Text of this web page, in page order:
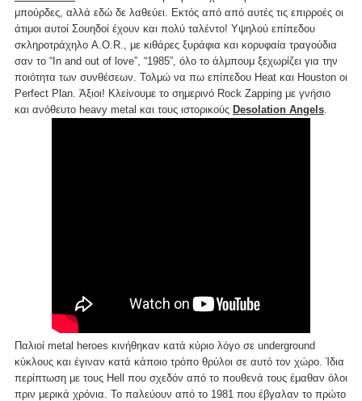
μπούρδες, αλλά εδώ δε λαθεύει. Εκτός από από αυτές τις επιρροές οι
άτιμοι αυτοί Σουηδοί έχουν και πολύ ταλέντο! Υψηλού επίπεδου
σκληροτράχηλο A.O.R., με κιθάρες ξυράφια και κορυφαία τραγούδια
σαν το “Ιn and out of love”, “1985”, όλο το άλμπουμ ξεχωρίζει για την
ποιότητα των συνθέσεων. Τολμώ να πω επίπεδου Heat και Houston οι
Perfect Plan. Άξιοι! Κλείνουμε το σημερινό Rock Zapping με γνήσιο
και ανόθευτο heavy metal και τους ιστορικούς Desolation Angels
Παλιοί metal heroes κινήθηκαν κατά κύριο λόγο σε underground
κύκλους και έγιναν κατά κάποιο τρόπο θρύλοι σε αυτό τον χώρο. Ίδια
περίπτωση με τους Hell που σχεδόν από το πουθενά τους έμαθαν όλοι
πριν μερικά χρόνια. Το παλεύουν από το 1981 που έβγαλαν το πρώτο